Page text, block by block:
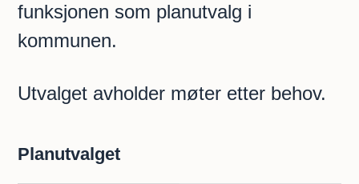
funksjonen som planutvalg i
kommunen.
Utvalget avholder møter etter behov.
Planutvalget